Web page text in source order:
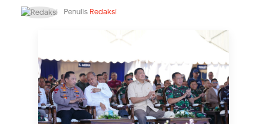
Penulis Redaksi